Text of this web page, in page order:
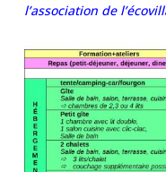
l’association de